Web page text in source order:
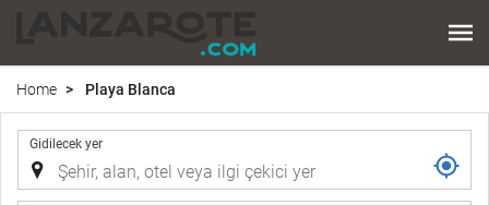
Home Playa Blanca
Gidilecek yer